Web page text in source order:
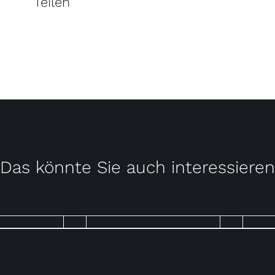
Das könnte Sie auch interessieren
QUICK
VIEW